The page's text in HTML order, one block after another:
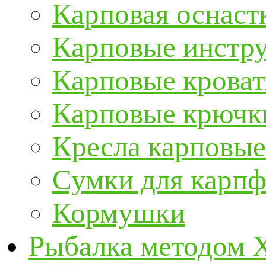
Карповая
Карповые
Карповые
Карповые
Кресла карповые
Сумки для
Кормушки
Рыбалка методом